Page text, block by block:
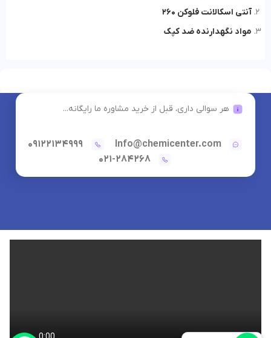
آنتی اسکالانت فلوکن 260
مواد نگهدارنده ضد کپک
هر سوالی داری، قبل از خرید مشاوره ما رایگانه...
Info@chemicenter.com
09122134999
021-284268